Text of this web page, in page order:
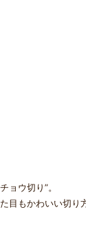
ョウ切り”。
目もかわいい切り